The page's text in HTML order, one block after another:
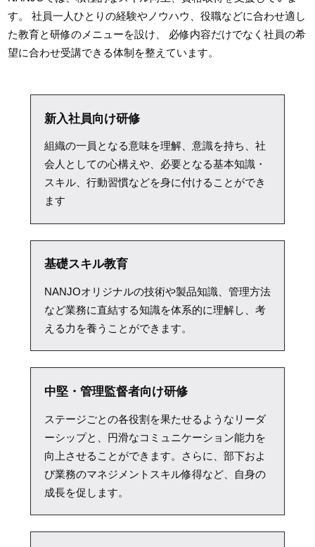
す。
社員一人ひとりの経験やノウハウ、役職などに合わせ適し
た教育と研修のメニューを設け、
必修内容だけでなく社員の希
望に合わせ受講できる体制を整えています。
新入社員向け研修
組織の一員となる意味を理解、意識を持ち、社
会人としての心構えや、必要となる基本知識・
スキル、行動習慣などを身に付けることができ
ます
基礎スキル教育
NANJOオリジナルの技術や製品知識、管理方法
など業務に直結する知識を体系的に理解し、考
える力を養うことができます。
中堅・管理監督者向け研修
ステージごとの各役割を果たせるようなリーダ
ーシップと、円滑なコミュニケーション能力を
向上させることができます。さらに、部下およ
び業務のマネジメントスキル修得など、自身の
成長を促します。